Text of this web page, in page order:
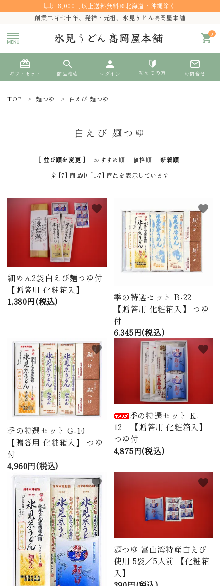
8,000円以上送料無料※北海道・沖縄除く
創業二百七十年、発祥・元祖、氷見うどん高岡屋本舗
0
shopping_cart
card_giftcard
ギフトセット
search
商品検索
person
ログイン 初めての方
mail_outline
お問合せ
ACCOUNT MENU
ログイン person 新規会員登録
商品から探す
価格から探す
ご利用ガイド
プライバシーポリシー
お問い合わせ
ページ一覧
TOP 麺つゆ 白えび 麺つゆ
白えび 麺つゆ
[ 並び順を変更 ] - おすすめ順 -価格順 -新着順
全 [7] 商品中 [1-7] 商品を表示しています
細めん2袋白えび麺つゆ付
【贈答用 化粧箱入】
1,380円(税込)
favorite
季の特選セット B-22
【贈答用 化粧箱入】 つゆ
付
6,345円(税込)
favorite
季の特選セット G-10
【贈答用 化粧箱入】 つゆ
付
4,960円(税込)
favorite
季の特選セット K-
12 【贈答用 化粧箱入】
つゆ付
4,875円(税込)
favorite
favorite
麺つゆ 富山湾特産白えび
使用 5袋／5人前 【化粧箱
入】
favorite